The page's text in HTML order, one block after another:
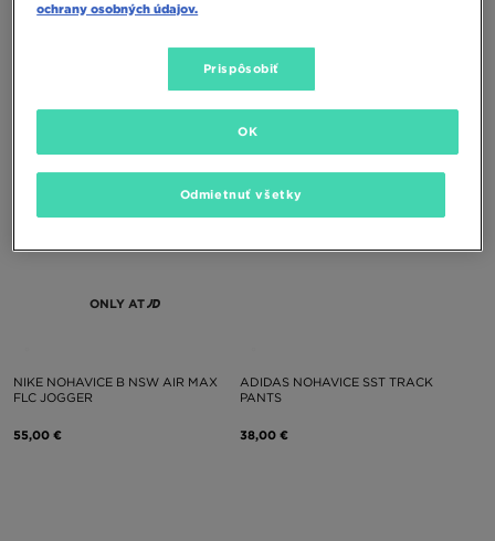
ONLY AT
NIKE NOHAVICE B NSW AIR MAX
FLC JOGGER
55,00 €
ADIDAS NOHAVICE SST TRACK
PANTS
38,00 €
ochrany osobných údajov.
Prispôsobiť
Odmietnuť všetky
OK